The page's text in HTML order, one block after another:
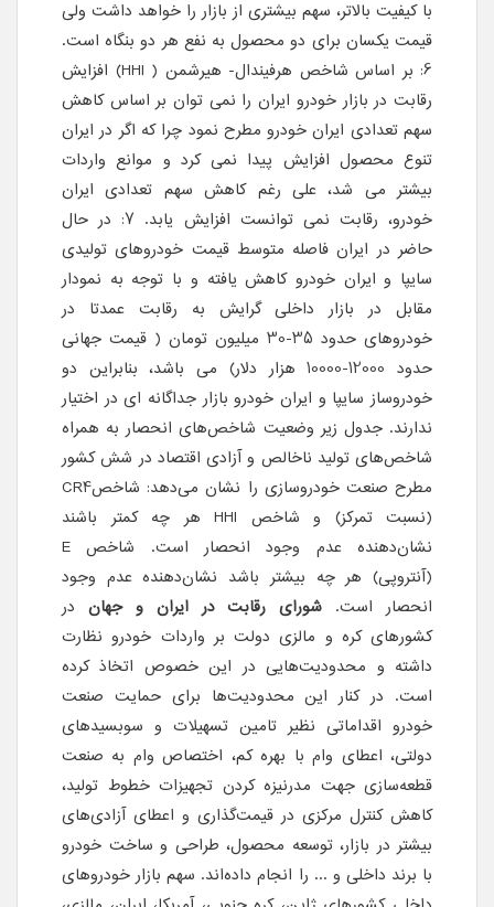
با کیفیت بالاتر، سهم بیشتری از بازار را خواهد داشت ولی
قیمت یکسان برای دو محصول به نفع هر دو بنگاه است.
6: بر اساس شاخص هرفیندال- هیرشمن ( HHI) افزایش
رقابت در بازار خودرو ایران را نمی توان بر اساس کاهش
سهم تعدادی ایران خودرو مطرح نمود چرا که اگر در ایران
تنوع محصول افزایش پیدا نمی کرد و موانع واردات
بیشتر می شد، علی رغم کاهش سهم تعدادی ایران
خودرو، رقابت نمی توانست افزایش یابد. 7: در حال
حاضر در ایران فاصله متوسط قیمت خودروهای تولیدی
سایپا و ایران خودرو کاهش یافته و با توجه به نمودار
مقابل در بازار داخلی گرایش به رقابت عمدتا در
خودروهای حدود 35-30 میلیون تومان ( قیمت جهانی
حدود 12000-10000 هزار دلار) می باشد، بنابراین دو
خودروساز سایپا و ایران خودرو بازار جداگانه ای در اختیار
ندارند. جدول زیر وضعیت شاخص‌های انحصار به همراه
شاخص‌های تولید ناخالص و آزادی اقتصاد در شش کشور
مطرح صنعت خودروسازی را نشان می‌دهد: شاخصCR4
(نسبت تمرکز) و شاخص HHI هر چه کمتر باشند
نشان‌دهنده عدم وجود انحصار است. شاخص E
(آنتروپی) هر چه بیشتر باشد نشان‌دهنده عدم وجود
انحصار است. شورای رقابت در ایران و جهان در
کشورهای کره و مالزی دولت بر واردات خودرو نظارت
داشته و محدودیت‌هایی در این خصوص اتخاذ کرده
است. در کنار این محدودیت‌ها برای حمایت صنعت
خودرو اقداماتی نظیر تامین تسهیلات و سوبسیدهای
دولتی، اعطای وام با بهره کم، اختصاص وام به صنعت
قطعه‌سازی جهت مدرنیزه کردن تجهیزات خطوط تولید،
کاهش کنترل مرکزی در قیمت‌گذاری و اعطای آزادی‌های
بیشتر در بازار، توسعه محصول، طراحی و ساخت خودرو
با برند داخلی و ... را انجام داده‌اند. سهم بازار خودروهای